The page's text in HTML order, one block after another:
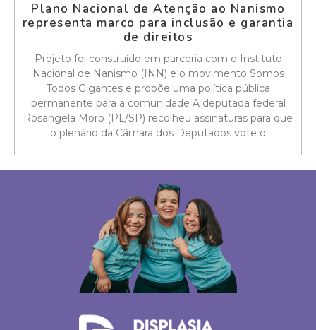
Plano Nacional de Atenção ao Nanismo
representa marco para inclusão e garantia
de direitos
Projeto foi construído em parceria com o Instituto
Nacional de Nanismo (INN) e o movimento Somos
Todos Gigantes e propõe uma política pública
permanente para a comunidade A deputada federal
Rosangela Moro (PL/SP) recolheu assinaturas para que
o plenário da Câmara dos Deputados vote o